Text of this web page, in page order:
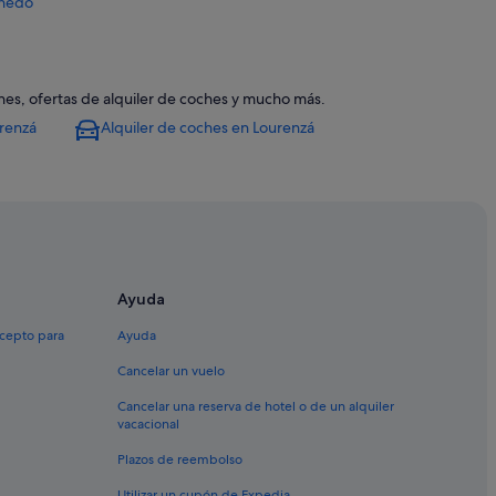
ofertas de alquiler de coches y mucho más.
Alquiler de coches en Lourenzá
para
Ayuda
Ayuda
Cancelar un vuelo
Cancelar una reserva de hotel o de un alquiler
vacacional
Plazos de reembolso